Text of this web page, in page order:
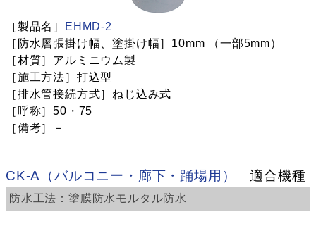
EHMD-2
10mm （一部5mm）
アルミニウム製
打込型
ねじ込み式
50・75
－
CK-A（バルコニー・廊下・踊場用） 適合機種
塗膜防水 モルタル防水